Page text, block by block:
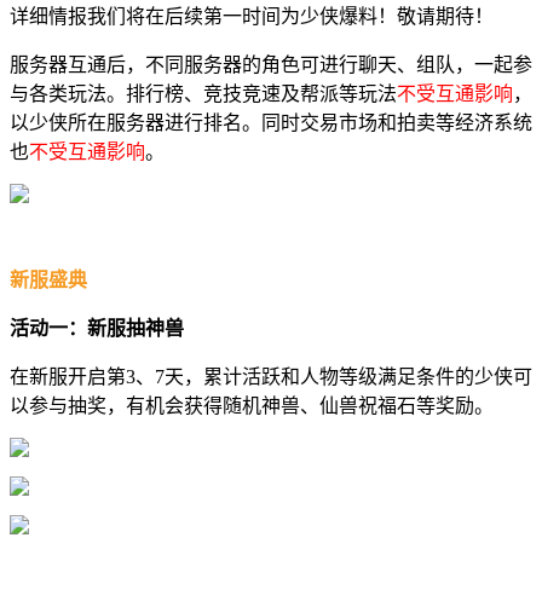
详细情报我们将在后续第一时间为少侠爆料！敬请期待！
服务器互通后，不同服务器的角色可进行聊天、组队，一起参
与各类玩法。排行榜、竞技竞速及帮派等玩法不受互通影响，
以少侠所在服务器进行排名。同时交易市场和拍卖等经济系统
也不受互通影响。
新服盛典
活动一：新服抽神兽
在新服开启第3、7天，累计活跃和人物等级满足条件的少侠可
以参与抽奖，有机会获得随机神兽、仙兽祝福石等奖励。